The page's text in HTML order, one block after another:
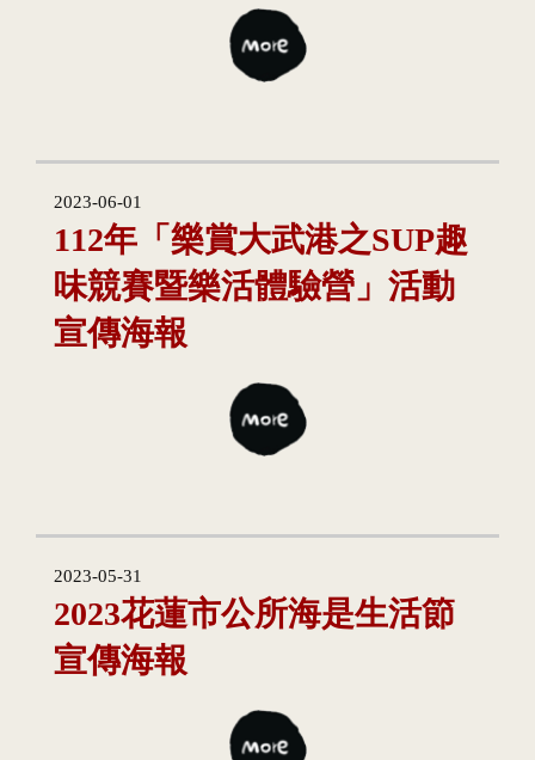
2023-06-01
112年「樂賞大武港之SUP趣
味競賽暨樂活體驗營」活動
宣傳海報
2023-05-31
2023花蓮市公所海是生活節
宣傳海報